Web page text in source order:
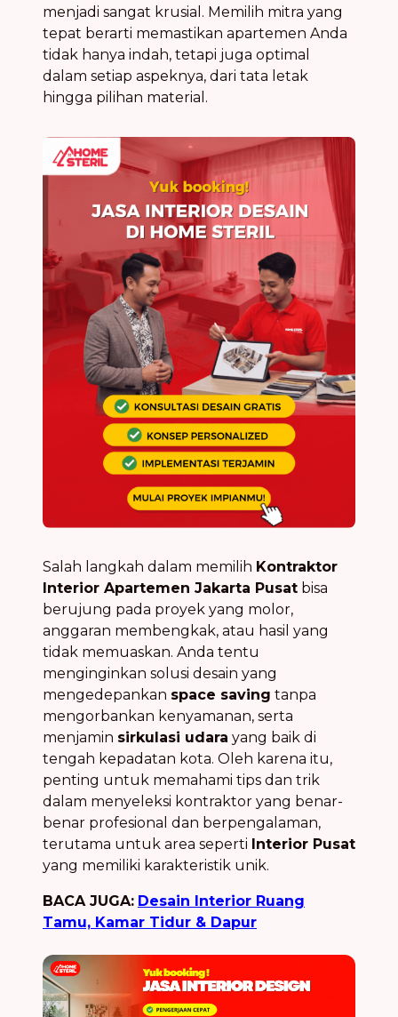
menjadi sangat krusial. Memilih mitra yang
tepat berarti memastikan apartemen Anda
tidak hanya indah, tetapi juga optimal
dalam setiap aspeknya, dari tata letak
hingga pilihan material.
Salah langkah dalam memilih Kontraktor
Interior Apartemen Jakarta Pusat bisa
berujung pada proyek yang molor,
anggaran membengkak, atau hasil yang
tidak memuaskan. Anda tentu
menginginkan solusi desain yang
mengedepankan space saving tanpa
mengorbankan kenyamanan, serta
menjamin sirkulasi udara yang baik di
tengah kepadatan kota. Oleh karena itu,
penting untuk memahami tips dan trik
dalam menyeleksi kontraktor yang benar-
benar profesional dan berpengalaman,
terutama untuk area seperti Interior Pusat
yang memiliki karakteristik unik.
BACA JUGA: Desain Interior Ruang
Tamu, Kamar Tidur & Dapur